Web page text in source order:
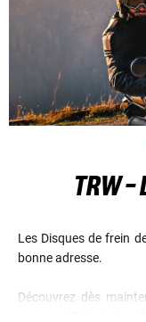
TRW -
Les Disques de frein
bonne adresse.
Découvrez dès